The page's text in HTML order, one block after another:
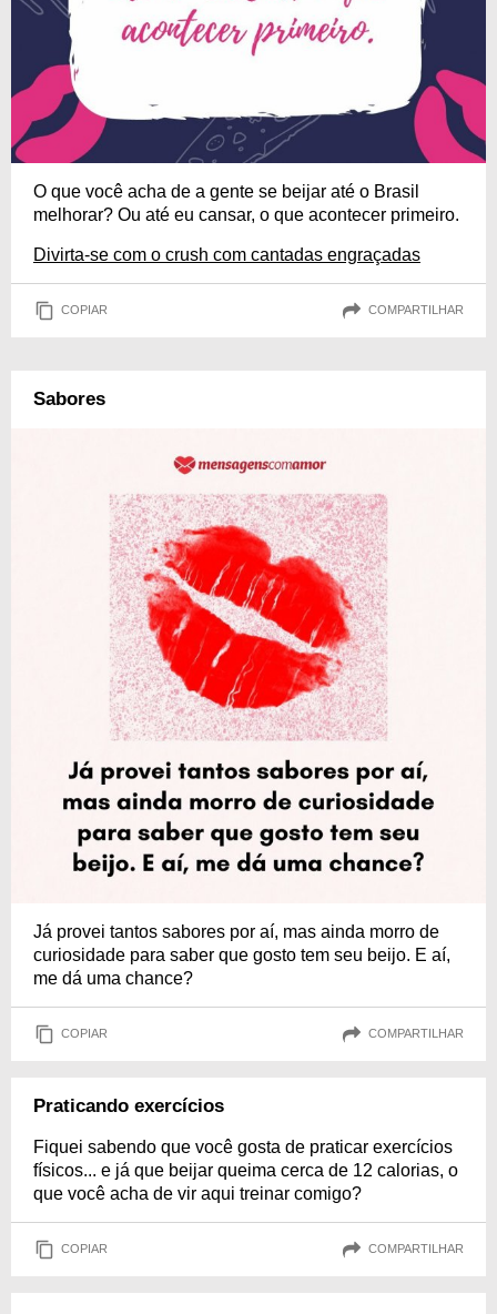
O que você acha de a gente se beijar até o Brasil
melhorar? Ou até eu cansar, o que acontecer primeiro.
Divirta-se com o crush com cantadas engraçadas
COPIAR COMPARTILHAR
Sabores
Já provei tantos sabores por aí, mas ainda morro de
curiosidade para saber que gosto tem seu beijo. E aí,
me dá uma chance?
COPIAR COMPARTILHAR
Praticando exercícios
Fiquei sabendo que você gosta de praticar exercícios
físicos... e já que beijar queima cerca de 12 calorias, o
que você acha de vir aqui treinar comigo?
COPIAR COMPARTILHAR